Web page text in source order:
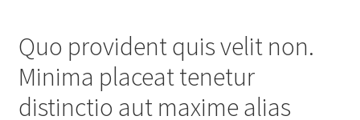
Quo provident quis velit non.
Minima placeat tenetur
distinctio aut maxime alias